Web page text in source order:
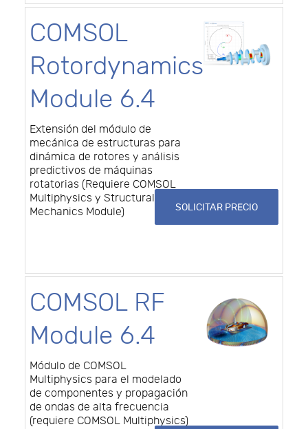
COMSOL
Rotordynamics
Module 6.4
Extensión del módulo de
mecánica de estructuras para
dinámica de rotores y análisis
predictivos de máquinas
rotatorias (Requiere COMSOL
Multiphysics y Structural
Mechanics Module)
SOLICITAR PRECIO
COMSOL RF
Module 6.4
Módulo de COMSOL
Multiphysics para el modelado
de componentes y propagación
de ondas de alta frecuencia
(requiere COMSOL Multiphysics)